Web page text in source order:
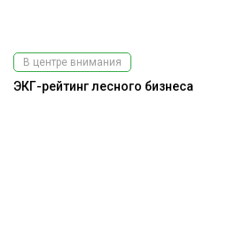
В центре внимания
ЭКГ-рейтинг лесного бизнеса